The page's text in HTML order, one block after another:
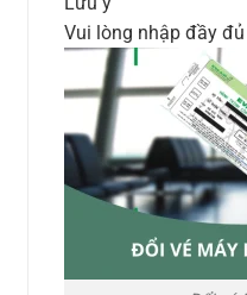
Vui lòng nhập đầy